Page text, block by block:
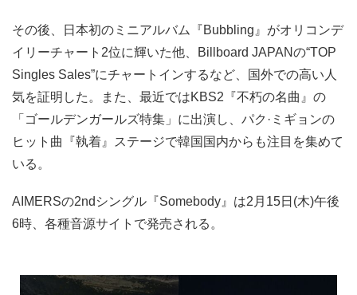
その後、日本初のミニアルバム『Bubbling』がオリコンデ
イリーチャート2位に輝いた他、Billboard JAPANの“TOP
Singles Sales”にチャートインするなど、国外での高い人
気を証明した。また、最近ではKBS2『不朽の名曲』の
「ゴールデンガールズ特集」に出演し、パク·ミギョンの
ヒット曲『執着』ステージで韓国国内からも注目を集めて
いる。
AIMERSの2ndシングル『Somebody』は2月15日(木)午後
6時、各種音源サイトで発売される。